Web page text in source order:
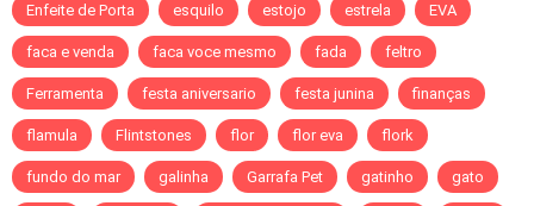
Enfeite de Porta esquilo estojo estrela EVA
faca e venda faca voce mesmo fada feltro
Ferramenta festa aniversario festa junina finanças
flamula Flintstones flor flor eva flork
fundo do mar galinha Garrafa Pet gatinho gato